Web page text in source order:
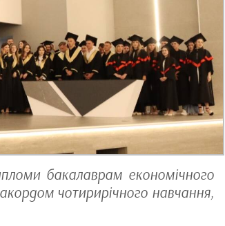
бакалаврам економічного
чотирирічного навчання,